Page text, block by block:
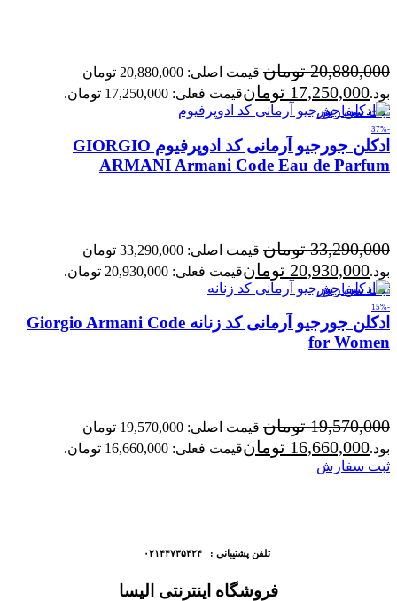
20,880,000 تومان
قیمت اصلی: 20,880,000 تومان
بود.17,250,000 تومانقیمت فعلی: 17,250,000 تومان.
ثبت سفارش
-37%
ادکلن جورجیو آرمانی کد ادوپرفیوم GIORGIO
ARMANI Armani Code Eau de Parfum
33,290,000 تومان
قیمت اصلی: 33,290,000 تومان
بود.20,930,000 تومانقیمت فعلی: 20,930,000 تومان.
ثبت سفارش
-15%
ادکلن جورجیو آرمانی کد زنانه Giorgio Armani Code
for Women
19,570,000 تومان
قیمت اصلی: 19,570,000 تومان
بود.16,660,000 تومانقیمت فعلی: 16,660,000 تومان.
ثبت سفارش
تلفن پشتیبانی : ۰۲۱۴۴۷۳۵۴۲۴
فروشگاه اینترنتی الیسا